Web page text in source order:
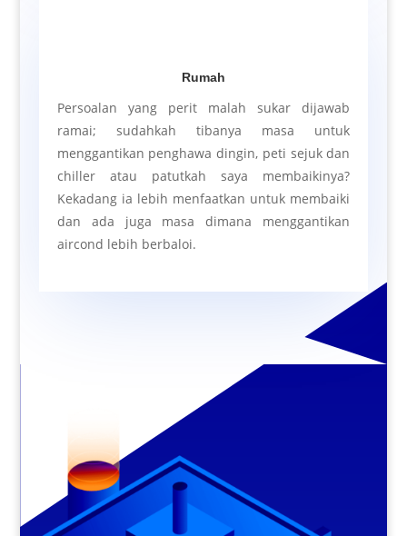
Rumah
Persoalan yang perit malah sukar dijawab
ramai; sudahkah tibanya masa untuk
menggantikan penghawa dingin, peti sejuk dan
chiller atau patutkah saya membaikinya?
Kekadang ia lebih menfaatkan untuk membaiki
dan ada juga masa dimana menggantikan
aircond lebih berbaloi.